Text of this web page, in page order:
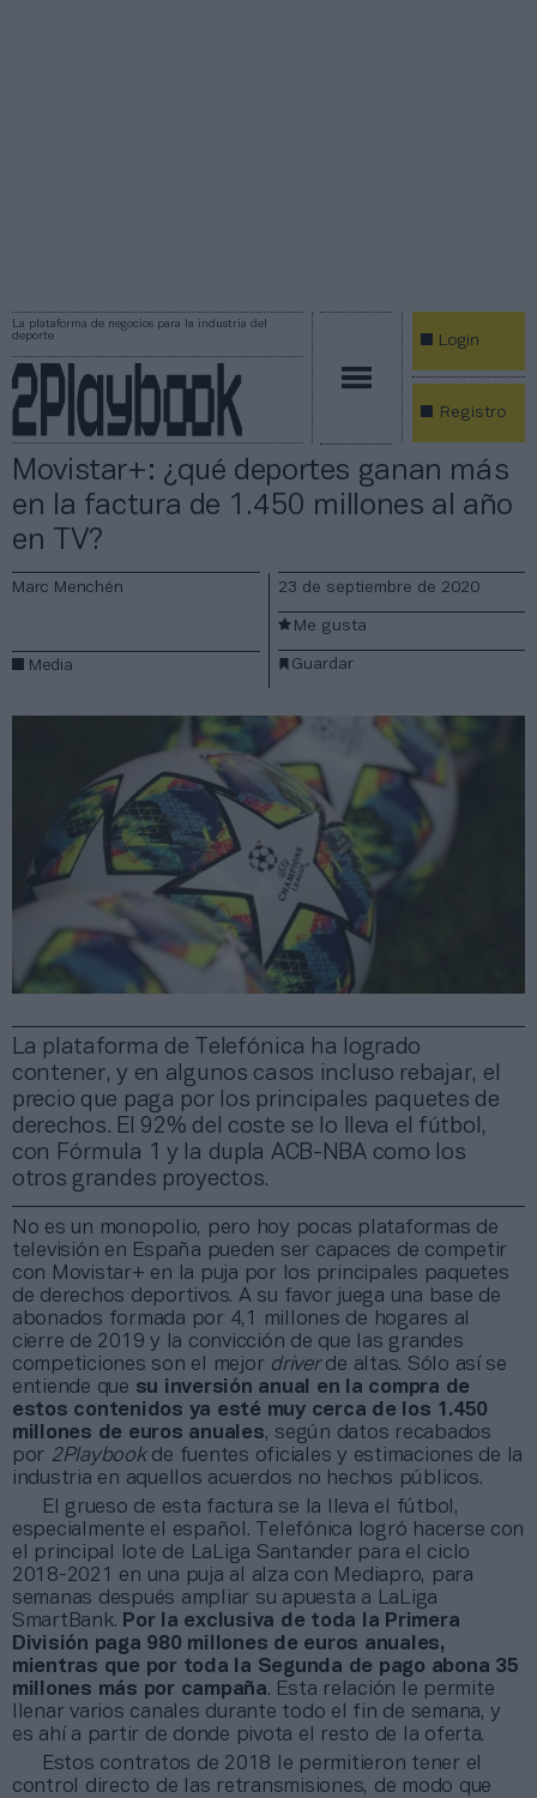
La plataforma de negocios para la industria del
deporte
Login
Registro
Movistar+: ¿qué deportes ganan más
en la factura de 1.450 millones al año
en TV?
La plataforma de Telefónica ha logrado
contener, y en algunos casos incluso rebajar, el
precio que paga por los principales paquetes de
derechos. El 92% del coste se lo lleva el fútbol,
con Fórmula 1 y la dupla ACB-NBA como los
otros grandes proyectos.
Marc Menchén
Media
23 de septiembre de 2020
Guardar
Me gusta
No es un monopolio, pero hoy pocas plataformas de
televisión en España pueden ser capaces de competir
con Movistar+ en la puja por los principales paquetes
de derechos deportivos. A su favor juega una base de
abonados formada por 4,1 millones de hogares al
cierre de 2019 y la convicción de que las grandes
competiciones son el mejor driver de altas. Sólo así se
entiende que su inversión anual en la compra de
estos contenidos ya esté muy cerca de los 1.450
millones de euros anuales, según datos recabados
por 2Playbookde fuentes oficiales y estimaciones de la
industria en aquellos acuerdos no hechos públicos.
El grueso de esta factura se la lleva el fútbol,
especialmente el español. Telefónica logró hacerse con
el principal lote de LaLiga Santander para el ciclo
2018-2021 en una puja al alza con Mediapro, para
semanas después ampliar su apuesta a LaLiga
SmartBank. Por la exclusiva de toda la Primera
División paga 980 millones de euros anuales,
mientras que por toda la Segunda de pago abona 35
millones más por campaña. Esta relación le permite
llenar varios canales durante todo el fin de semana, y
es ahí a partir de donde pivota el resto de la oferta.
Estos contratos de 2018 le permitieron tener el
control directo de las retransmisiones, de modo que